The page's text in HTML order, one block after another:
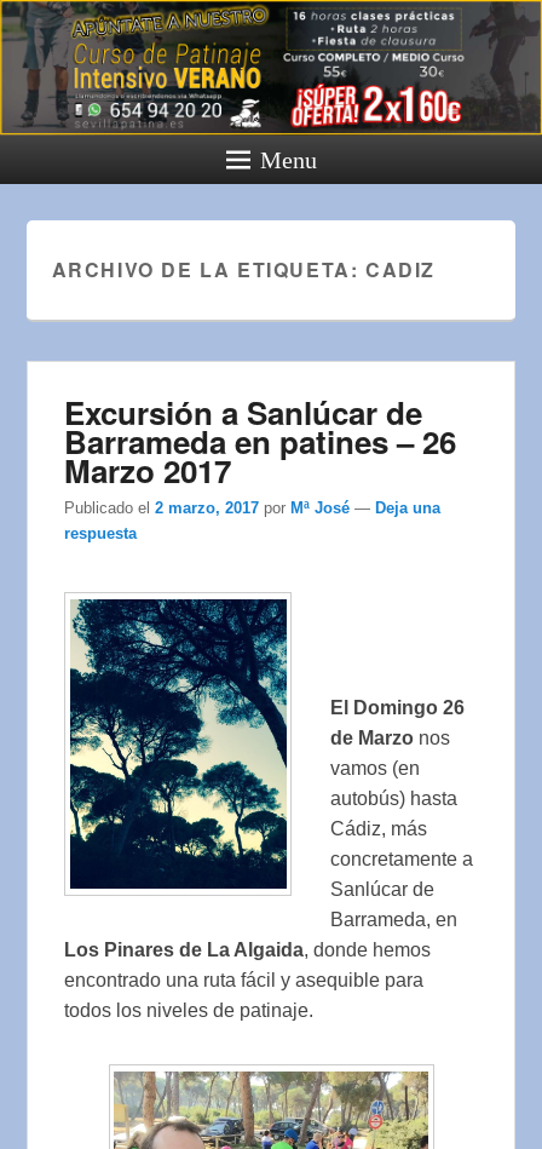
Menu
ARCHIVO DE LA ETIQUETA: CADIZ
Excursión a Sanlúcar de
Barrameda en patines – 26
Marzo 2017
Publicado el2 marzo, 2017 por Mª José — Deja una
respuesta
El Domingo 26
de Marzo nos
vamos (en
autobús) hasta
Cádiz, más
concretamente a
Sanlúcar de
Barrameda, en
Los Pinares de La Algaida, donde hemos
encontrado una ruta fácil y asequible para
todos los niveles de patinaje.